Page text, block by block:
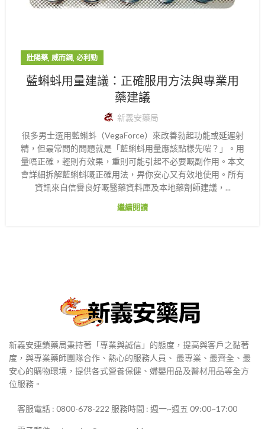
壯陽藥, 威而鋼, 必利勁
藍蝌蚪用量建議：正確服用方法與專業用
藥建議
新義安藥局
很多男士選用藍蝌蚪（VegaForce）來改善勃起功能或延遲射
精，但最常問的問題就是「藍蝌蚪用量應該點樣先啱？」。用
量唔正確，輕則冇效果，重則可能引起不必要嘅副作用。本文
會詳細拆解藍蝌蚪嘅正確用法，畀你安心又有效地使用。所有
資訊來自信譽良好嘅醫藥資料庫及本地藥劑師建議，...
繼續閱讀
新義安連鎖藥局秉持著「專業與誠信」的態度，提高與客戶之黏著
度，與專業藥師團隊合作、熱心的服務人員、 最專業、最齊全、最
安心的購物環境，提供各式營養保健、婦嬰用品及醫材用品等全方
位服務。
客服電話 : 0800-678-222 服務時間 : 週一~週五 09:00~17:00